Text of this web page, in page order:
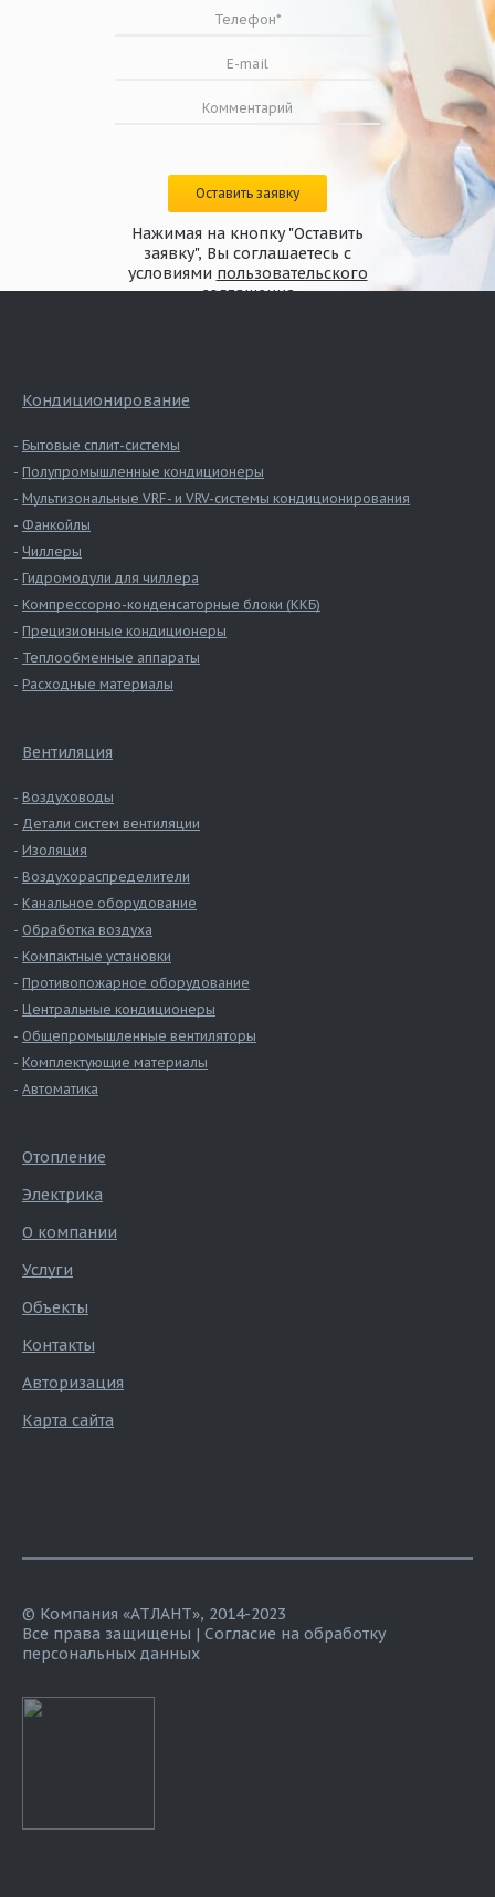
Оставить заявку
Нажимая на кнопку "Оставить
заявку", Вы соглашаетесь с
условиями пользовательского
соглашения
Кондиционирование
Бытовые сплит-системы
Полупромышленные кондиционеры
Мультизональные VRF- и VRV-системы кондиционирования
Фанкойлы
Чиллеры
Гидромодули для чиллера
Компрессорно-конденсаторные блоки (ККБ)
Прецизионные кондиционеры
Теплообменные аппараты
Расходные материалы
Вентиляция
Воздуховоды
Детали систем вентиляции
Изоляция
Воздухораспределители
Канальное оборудование
Обработка воздуха
Компактные установки
Противопожарное оборудование
Центральные кондиционеры
Общепромышленные вентиляторы
Комплектующие материалы
Автоматика
Отопление
Электрика
О компании
Услуги
Объекты
Контакты
Авторизация
Карта сайта
© Компания «АТЛАНТ», 2014-2023
Все права защищены | Согласие на обработку
персональных данных